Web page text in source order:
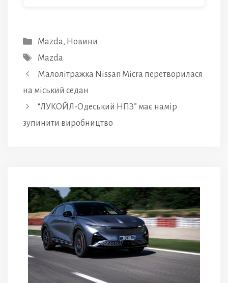
Категорії
Mazda, Новини
Позначки
Mazda
Малолітражка Nissan Micra перетворилася
на міський седан
“ЛУКОЙЛ-Одеський НПЗ” має намір
зупинити виробництво